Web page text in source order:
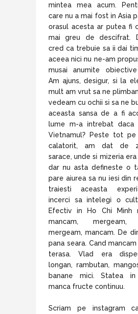
mintea mea acum.
care nu a mai fost in Asia
orasul acesta ar putea fi
mai greu de descifrat.
cred ca trebuie sa ii dai
aceea nici nu ne-am
musai anumite
Am ajuns, desigur, si la
mult am vrut sa ne
vedeam cu ochii si sa ne
aceasta sansa de a fi
lume m-a intrebat daca
Vietnamul? Peste tot pe
calatorit, am dat de
sarace, unde si mizeria era
dar nu asta defineste o
pare aiurea sa nu iesi din
traiesti aceasta
incerci sa intelegi o
Efectiv in Ho Chi Minh
mancam, mergeam,
mergeam, mancam. De
pana seara. Cand
terasa. Vlad era
longan, rambutan,
banane mici. Statea
manca fructe continuu.
Scriam pe instagram